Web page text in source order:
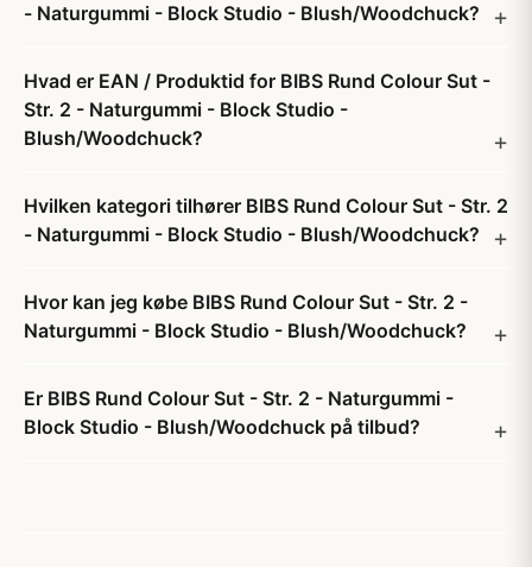
- Naturgummi - Block Studio - Blush/Woodchuck?
Hvad er EAN / Produktid for BIBS Rund Colour Sut -
Str. 2 - Naturgummi - Block Studio -
Blush/Woodchuck?
Hvilken kategori tilhører BIBS Rund Colour Sut - Str. 2
- Naturgummi - Block Studio - Blush/Woodchuck?
Hvor kan jeg købe BIBS Rund Colour Sut - Str. 2 -
Naturgummi - Block Studio - Blush/Woodchuck?
Er BIBS Rund Colour Sut - Str. 2 - Naturgummi -
Block Studio - Blush/Woodchuck på tilbud?